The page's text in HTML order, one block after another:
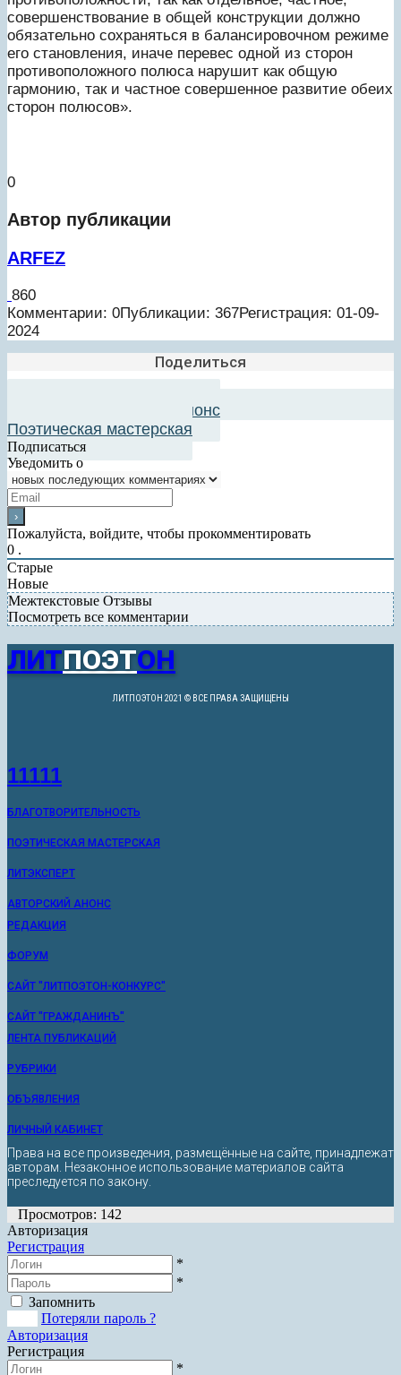
совершенствование в общей конструкции должно
обязательно сохраняться в балансировочном режиме
его становления, иначе перевес одной из сторон
противоположного полюса нарушит как общую
гармонию, так и частное совершенное развитие обеих
сторон полюсов».
0
Автор публикации
ARFEZ
860
Комментарии: 0Публикации: 367Регистрация: 01-09-
2024
Поделиться
Добавить в авторский анонс
Поэтическая мастерская
Подписаться
Уведомить о
Пожалуйста, войдите, чтобы прокомментировать
0 .
Старые
Новые
Межтекстовые Отзывы
Посмотреть все комментарии
ЛИТПОЭТОН
ЛИТПОЭТОН 2021 © ВСЕ ПРАВА ЗАЩИЩЕНЫ
11111
БЛАГОТВОРИТЕЛЬНОСТЬ
ПОЭТИЧЕСКАЯ МАСТЕРСКАЯ
ЛИТЭКСПЕРТ
АВТОРСКИЙ АНОНС
РЕДАКЦИЯ
ФОРУМ
САЙТ "ЛИТПОЭТОН-КОНКУРС"
САЙТ "ГРАЖДАНИНЪ"
ЛЕНТА ПУБЛИКАЦИЙ
РУБРИКИ
ОБЪЯВЛЕНИЯ
ЛИЧНЫЙ КАБИНЕТ
Права на все произведения, размещённые на сайте, принадлежат
авторам. Незаконное использование материалов сайта
преследуется по закону.
Просмотров: 142
Авторизация
Регистрация
*
*
Запомнить
Потеряли пароль ?
Авторизация
Регистрация
*